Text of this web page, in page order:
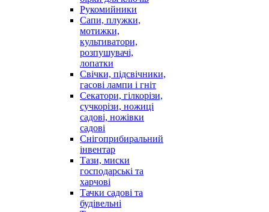
Рукомийники
Сапи, плужки,
мотижки,
культиватори,
розпушувачі,
лопатки
Свічки, підсвічники,
гасові лампи і гніт
Секатори, гілкорізи,
сучкорізи, ножиці
садові, ножівки
садові
Снігоприбиральний
інвентар
Тази, миски
господарські та
харчові
Тачки садові та
будівельні